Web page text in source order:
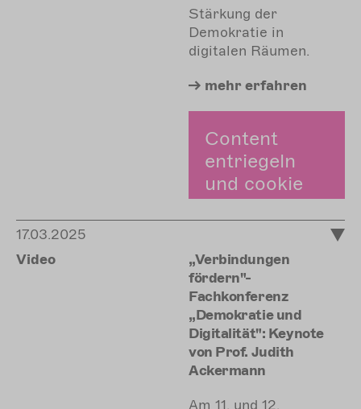
Stärkung der
Demokratie in
digitalen Räumen.
mehr erfahren
Content
entriegeln
und cookie
zustimmen.
Zustimmen
17.03.2025
Video
„Verbindungen
fördern"-
Fachkonferenz
„Demokratie und
Digitalität": Keynote
von Prof. Judith
Ackermann
Am 11. und 12.